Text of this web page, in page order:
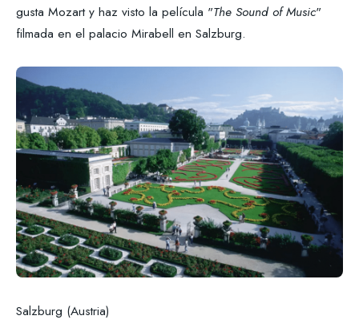
gusta Mozart y haz visto la película "The Sound of Music"
filmada en el palacio Mirabell en Salzburg.
Salzburg (Austria)